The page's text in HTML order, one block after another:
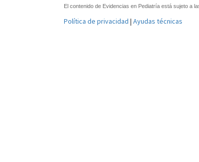
El contenido de Evidencias en Pediatría está sujeto a
Política de privacidad | Ayudas técnicas